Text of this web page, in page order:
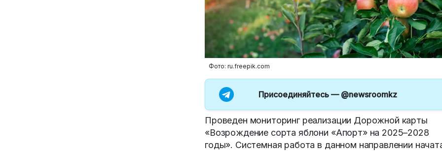
Фото: ru.freepik.com
Присоединяйтесь — @newsroomkz
Проведен мониторинг реализации Дорожной карты
«Возрождение сорта яблони «Апорт» на 2025–2028
годы». Системная работа в данном направлении